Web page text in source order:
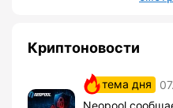
Криптоновости
тема дня